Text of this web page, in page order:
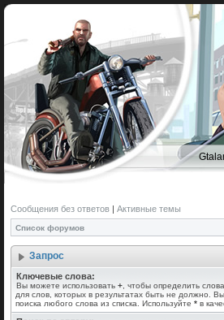
Сообщения без ответов | Активные темы
Список форумов
Запрос
Ключевые слова:
Вы можете использовать + , чтобы определить
для слов, которых в результатах быть не должно.
поиска любого слова из списка. Используйте * в